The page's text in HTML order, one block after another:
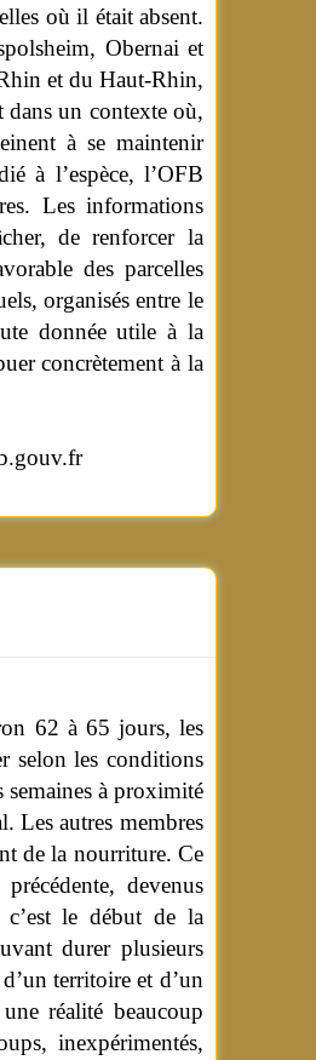
où il était absent.
Obernai et
et du Haut-Rhin,
dans un contexte où,
à se maintenir
à l’espèce, l’OFB
Les informations
de renforcer la
des parcelles
organisés entre le
donnée utile à la
concrètement à la
62 à 65 jours, les
selon les conditions
semaines à proximité
Les autres membres
de la nourriture. Ce
devenus
c’est le début de la
durer plusieurs
territoire et d’un
réalité beaucoup
inexpérimentés,